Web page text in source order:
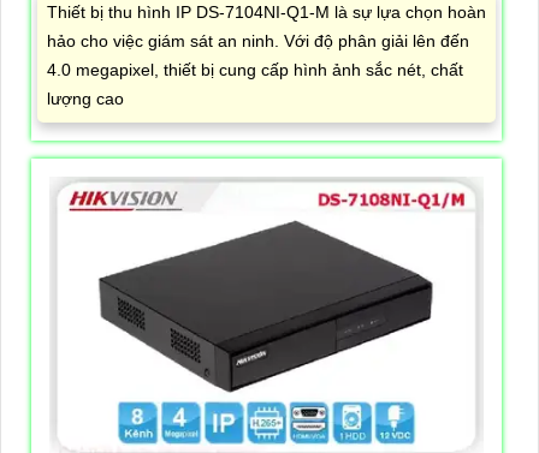
Thiết bị thu hình IP DS-7104NI-Q1-M là sự lựa chọn hoàn
hảo cho việc giám sát an ninh. Với độ phân giải lên đến
4.0 megapixel, thiết bị cung cấp hình ảnh sắc nét, chất
lượng cao